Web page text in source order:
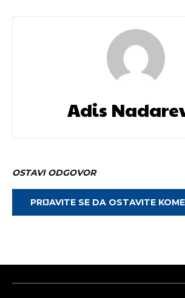
Adis
OSTAVI ODGOVOR
PRIJAVITE SE DA OSTAVITE